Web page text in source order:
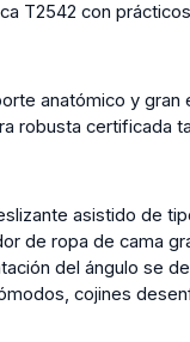
T2542 con
anatómico y gran
robusta certificada
asistido de
de ropa de cama
del ángulo se
cojines